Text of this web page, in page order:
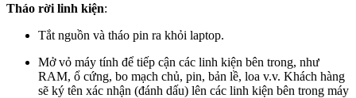
Tháo rời linh kiện:
Tắt nguồn và tháo pin ra khỏi laptop.
Mở vỏ máy tính để tiếp cận các linh kiện bên trong, như
RAM, ổ cứng, bo mạch chủ, pin, bản lề, loa v.v. Khách hàng
sẽ ký tên xác nhận (đánh dấu) lên các linh kiện bên trong máy